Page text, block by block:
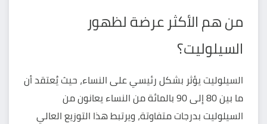
من هم الأكثر عرضة لظهور
السيلوليت؟
السيلوليت يؤثر بشكل رئيسي على النساء، حيث يُعتقد أن
ما بين 80 إلى 90 بالمائة من النساء يعانون من
السيلوليت بدرجات متفاوتة، ويرتبط هذا التوزيع العالي